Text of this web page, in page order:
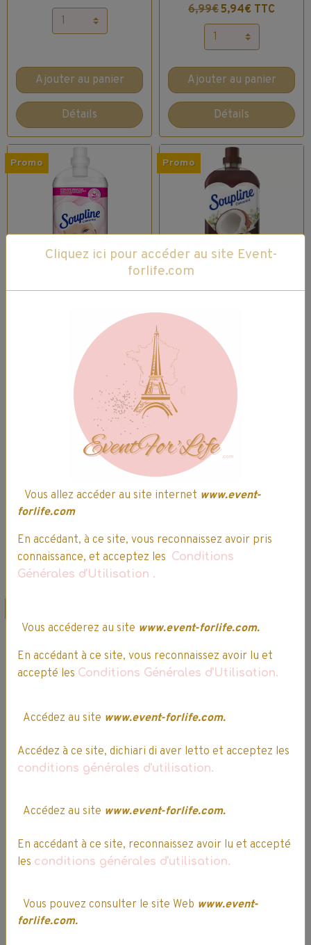
Ajouter au panier
Détails
6,99€5,94€ TTC
Ajouter au panier
Détails
Promo
Concentré -
Hypoallergénique
au Lait d'Amande
Douce - 60 lavages
- 1,35L
5,94€ TTC
Détails
Promo
Concentré -
Fraicheur
Parfumée Avec
Huiles essentielles
- Fleurs Blanches
et notes de Noix
de Coco - 56
lavages - 1,2L
6,99€5,94€ TTC
Détails
Soupline
Concentré 3D
Parfumée - Avec
- Mandarine et
notes de Vanille -
6,99€ 5,94€ TTC
Lenor
Unstoppables
16 doses - 224 g
7,99€ 6,79€ TTC
Indisponible
Cliquez ici pour accéder au site Event-
forlife.com
Vous allez accéder au site internet www.event-
forlife.com
En accédant, à ce site, vous reconnaissez avoir pris
connaissance, et acceptez les Conditions
Générales d'Utilisation .
Vous accéderez au site www.event-forlife.com.
En accédant à ce site, vous reconnaissez avoir lu et
accepté les Conditions Générales d'Utilisation.
Accédez au site www.event-forlife.com.
Accédez à ce site, dichiari di aver letto et acceptez les
conditions générales d'utilisation.
Accédez au site www.event-forlife.com.
En accédant à ce site, reconnaissez avoir lu et accepté
les conditions générales d'utilisation.
Vous pouvez consulter le site Web www.event-
forlife.com.